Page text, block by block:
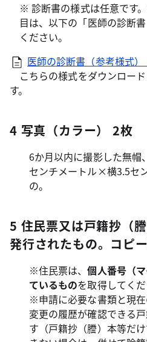
※ 診断書の様式は任意です
目は、以下の「医師の診断
ください。
医師の診断書（参考様式）
こちらの様式をダウンロー
す。
4 写真（カラー） 2枚
6か月以内に撮影した無帽
センチメートル×横3.5セ
の。
5 住民票又は戸籍抄（
発行されたもの。コピー
※住民票は、個人番号（
ているものを取得してくだ
※申請に必要な書類と現在
変更の履歴が確認できる
す（戸籍抄（謄）本等だ